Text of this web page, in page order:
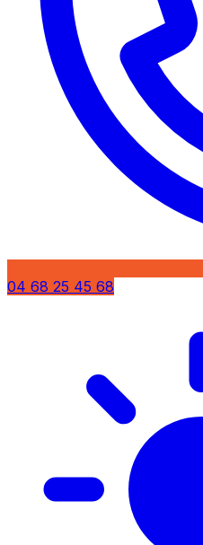
04 68 25 45 68